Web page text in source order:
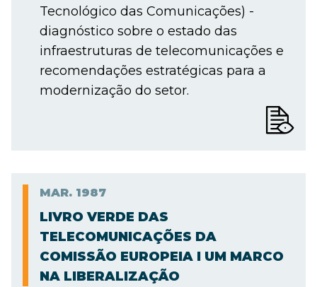
Tecnológico das Comunicações) -
diagnóstico sobre o estado das
infraestruturas de telecomunicações e
recomendações estratégicas para a
modernização do setor.
MAR. 1987
LIVRO VERDE DAS
TELECOMUNICAÇÕES DA
COMISSÃO EUROPEIA I UM MARCO
NA LIBERALIZAÇÃO